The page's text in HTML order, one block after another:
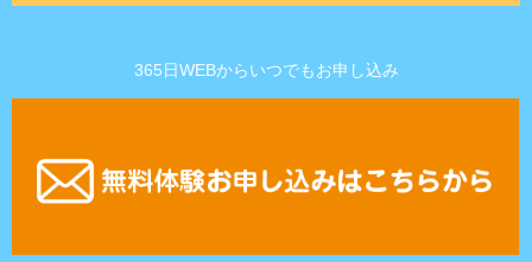
365日WEBからいつでもお申し込み